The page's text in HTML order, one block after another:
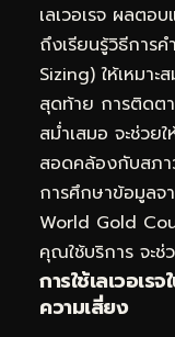
เลเวอเรจ ผลตอ
ถึงเรียนรู้วิธีการ
Sizing) ให้เหมา
สุดท้าย การติดตา
สม่ำเสมอ จะช่ว
สอดคล้องกับสภา
การศึกษาข้อมูลจ
World Gold
คุณใช้บริการ จะช่
การใช้เลเวอเร
ความเสี่ยง